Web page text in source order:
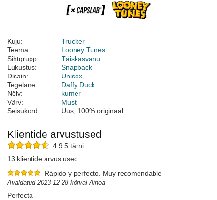
Kuju:
Trucker
Teema:
Looney Tunes
Sihtgrupp:
Täiskasvanu
Lukustus:
Snapback
Disain:
Unisex
Tegelane:
Daffy Duck
Nõlv:
kumer
Värv:
Must
Seisukord:
Uus; 100% originaal
Klientide arvustused
4.9 5 tärni
13 klientide arvustused
Rápido y perfecto. Muy recomendable
Avaldatud 2023-12-28 kõrval Ainoa
Perfecta